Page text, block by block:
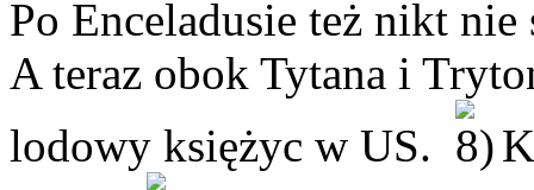
Po Enceladusie też nikt
A teraz obok Tytana i
lodowy księżyc w US.